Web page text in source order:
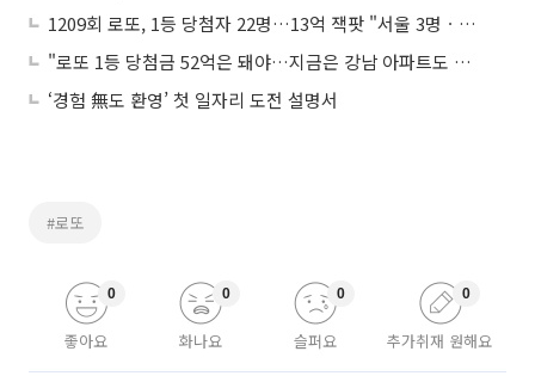
1209회 로또, 1등 당첨자 22명…13억 잭팟 "서울 3명ㆍ경기 7명ㆍ광주 2곳"
"로또 1등 당첨금 52억은 돼야…지금은 강남 아파트도 못 산다"
‘경험 無도 환영’ 첫 일자리 도전 설명서
#로또
좋아요
0
화나요
0
슬퍼요
0
추가취재 원해요
0